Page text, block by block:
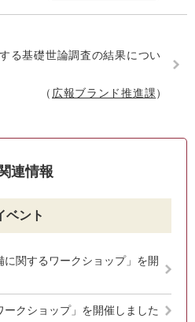
る基礎世論調査の結果につい
広報ブランド推進課
連情報
ベント
関するワークショップ」を開
ークショップ」を開催しました